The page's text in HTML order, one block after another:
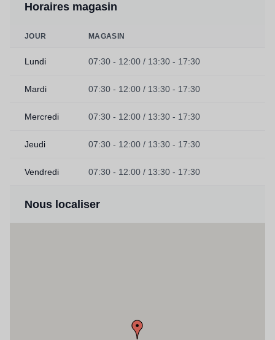
Horaires magasin
JOUR MAGASIN
Lundi 07:30 - 12:00 / 13:30 - 17:30
Mardi 07:30 - 12:00 / 13:30 - 17:30
Mercredi 07:30 - 12:00 / 13:30 - 17:30
Jeudi 07:30 - 12:00 / 13:30 - 17:30
Vendredi 07:30 - 12:00 / 13:30 - 17:30
Nous localiser